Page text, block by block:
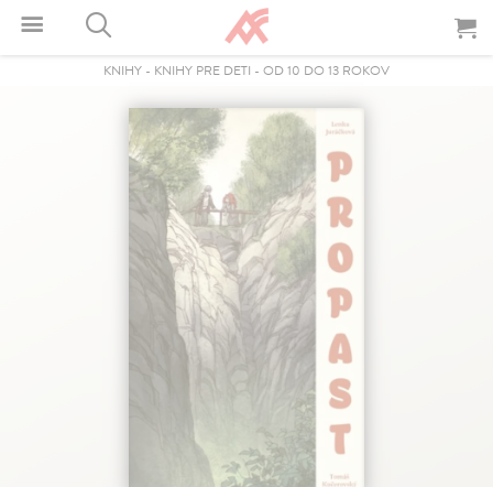
KNIHY - KNIHY PRE DETI - OD 10 DO 13 ROKOV